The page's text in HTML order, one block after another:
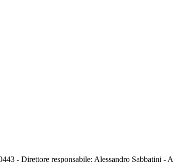
- Direttore responsabile: Alessandro Sabbatini -